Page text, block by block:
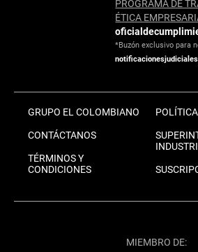
PROGRAMA DE
ÉTICA
*Buzón exclusivo para
GRUPO EL COLOMBIANO
CONTÁCTANOS
TÉRMINOS Y
CONDICIONES
MIEMBRO DE: